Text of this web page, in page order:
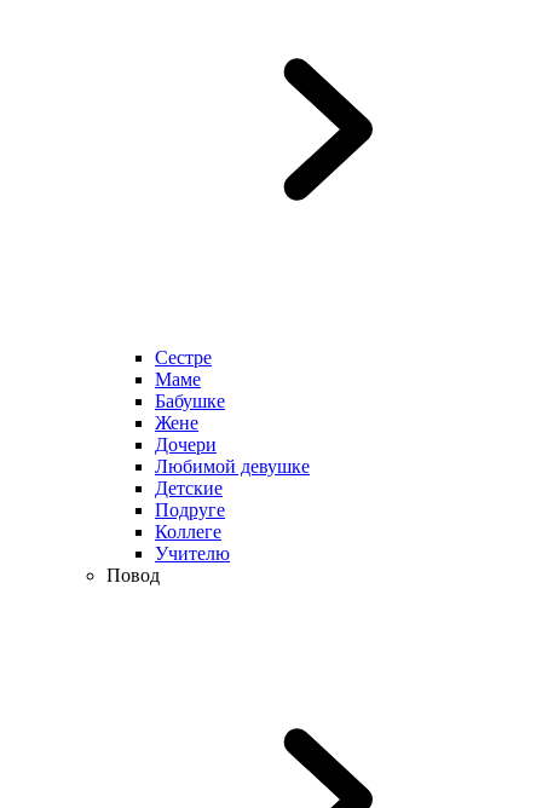
Сестре
Маме
Бабушке
Жене
Дочери
Любимой девушке
Детские
Подруге
Коллеге
Учителю
Повод